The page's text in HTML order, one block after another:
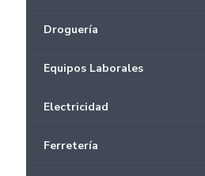
Droguería
Equipos Laborales
Electricidad
Ferretería